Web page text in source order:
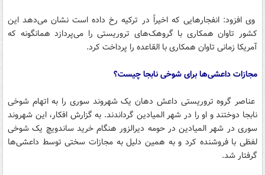
وی افزود: انفجارهایی که اخیراً در ترکیه رخ داده است نشان می‌دهد این
کشور تاوان همکاری با گروهک‌های تروریستی را می‌پردازد همانگونه که
آمریکا زمانی تاوان همکاری با القاعده را پرداخت کرد.
مجازات داعشی‌ها برای شوخی نابجا چیست؟
عناصر گروه تروریستی داعش دهان یک شهروند سوری را به اتهام شوخی
نابجا دوختند و او را در شهر المیادین گرداندند. به گزارش افکار، این شهروند
سوری در شهر المیادین در حومه دیرالزور هنگام خرید ساندویچ یک شوخی
لفظی با فروشنده کرد و به همین دلیل به مجازات سختی توسط داعشی‌ها
گرفتار شد.